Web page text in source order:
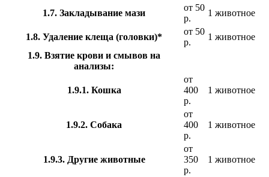
1.7. Закладывание мази
от 50
р.
1 животное
1.8. Удаление клеща (головки)*
от 50
р.
1 животное
1.9. Взятие крови и смывов на
анализы:
1.9.1. Кошка
от
400
р.
1 животное
1.9.2. Собака
от
400
р.
1 животное
1.9.3. Другие животные
от
350
р.
1 животное